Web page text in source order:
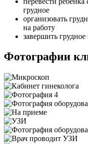
грудное
организовать
на работу
завершить
Фотографии